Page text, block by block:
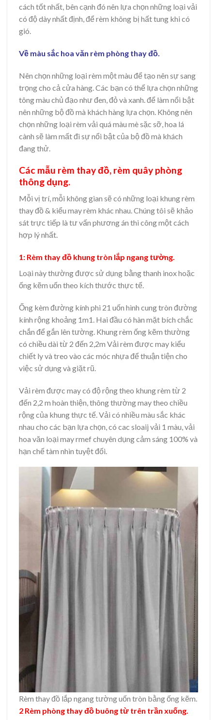
cách tốt nhất, bên cạnh đó nên lựa chọn những loại vải
có độ dày nhất định, để rèm không bị hất tung khi có
gió.
Về màu sắc hoa văn rèm phòng thay đồ.
Nên chọn những loại rèm một màu để tạo nên sự sang
trọng cho cả cửa hàng. Các bạn có thể lựa chọn những
tông màu chủ đạo như đen, đỏ và xanh. để làm nổi bật
nên những bộ đồ mà khách hàng lựa chọn. Không nên
chọn những loại rèm vải quá màu mè sặc sỡ, hoa lá
cành sẽ làm mất đi sự nổi bật của bộ đồ mà khách
đang thử.
Các mẫu rèm thay đồ, rèm quây phòng
thông dụng.
Mỗi vị trí, mỗi không gian sẽ có những loại khung rèm
thay đồ & kiểu may rèm khác nhau. Chúng tôi sẽ khảo
sát trực tiếp là tư vấn phương án thi công một cách
hợp lý nhất.
1: Rèm thay đồ khung tròn lắp ngang tường.
Loại này thường được sử dụng bằng thanh inox hoặc
ống kẽm uốn theo kích thước thực tế.
Ống kèm đường kính phi 21 uốn hình cung tròn đường
kính rộng khoảng 1m1. Hai đầu có hàn mặt bích chắc
chắn để gắn lên tường. Khung rèm ống kẽm thường
có chiều dài từ 2 đến 2,2m Vải rèm được may kiểu
chiết ly và treo vào các móc nhựa để thuận tiện cho
việc sử dụng và giặt rũ.
Vải rèm được may có độ rộng theo khung rèm từ 2
đến 2,2 m hoàn thiện, thông thường may theo chiều
rộng của khung thực tế. Vải có nhiều màu sắc khác
nhau cho các bạn lựa chọn, có cac sloaij vải 1 màu, vải
hoa văn loại may rmef chuyên dụng cảm sáng 100% và
hạn chế tàm nhìn tuyệt đối.
Rèm thay đồ lắp ngang tường uốn tròn bằng ống kẽm.
2 Rèm phòng thay đồ buông từ trên trần xuống.